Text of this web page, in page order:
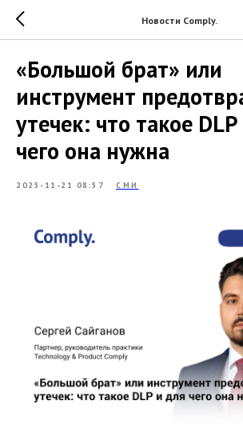
Новости Comply.
«Большой брат» или
инструмент
утечек: что такое
чего она нужна
2025-11-21 08:57 СМИ